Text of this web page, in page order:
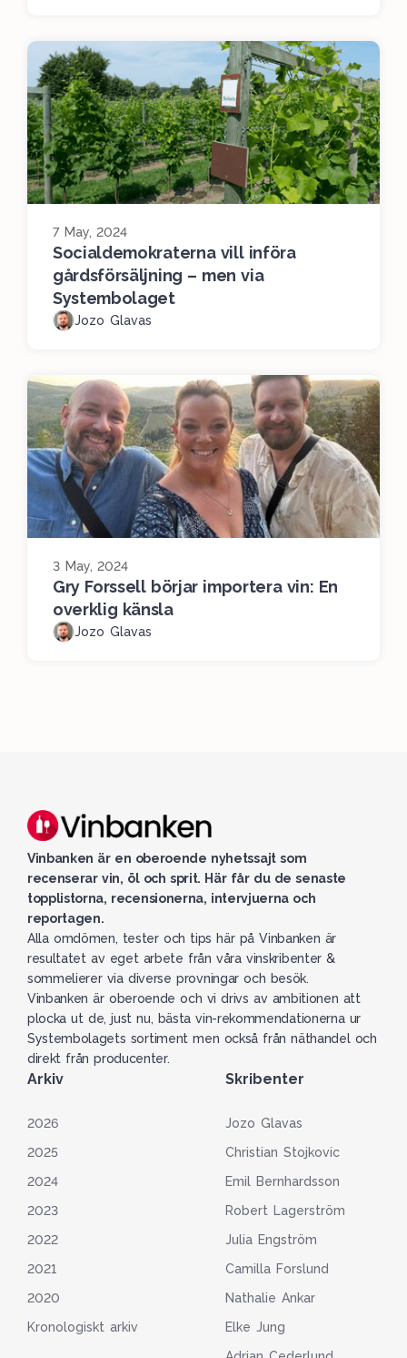
7 May, 2024
Socialdemokraterna vill införa
gårdsförsäljning – men via
Systembolaget
Jozo Glavas
3 May, 2024
Gry Forssell börjar importera vin: En
overklig känsla
Jozo Glavas
Vinbanken är en oberoende nyhetssajt som
recenserar vin, öl och sprit. Här får du de senaste
topplistorna, recensionerna, intervjuerna och
reportagen.
Alla omdömen, tester och tips här på Vinbanken är
resultatet av eget arbete från våra vinskribenter &
sommelierer via diverse provningar och besök.
Vinbanken är oberoende och vi drivs av ambitionen att
plocka ut de, just nu, bästa vin-rekommendationerna ur
Systembolagets sortiment men också från näthandel och
direkt från producenter.
Arkiv
2026
2025
2024
2023
2022
2021
2020
Kronologiskt arkiv
Skribenter
Jozo Glavas
Christian Stojkovic
Emil Bernhardsson
Robert Lagerström
Julia Engström
Camilla Forslund
Nathalie Ankar
Elke Jung